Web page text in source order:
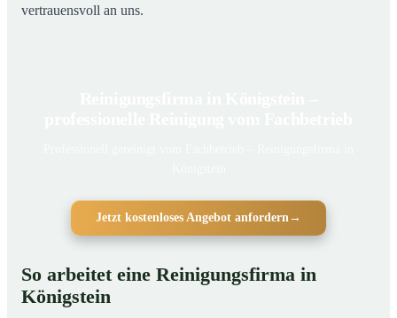
vertrauensvoll an uns.
Jetzt kostenloses Angebot anfordern →
So arbeitet eine Reinigungsfirma in
Königstein